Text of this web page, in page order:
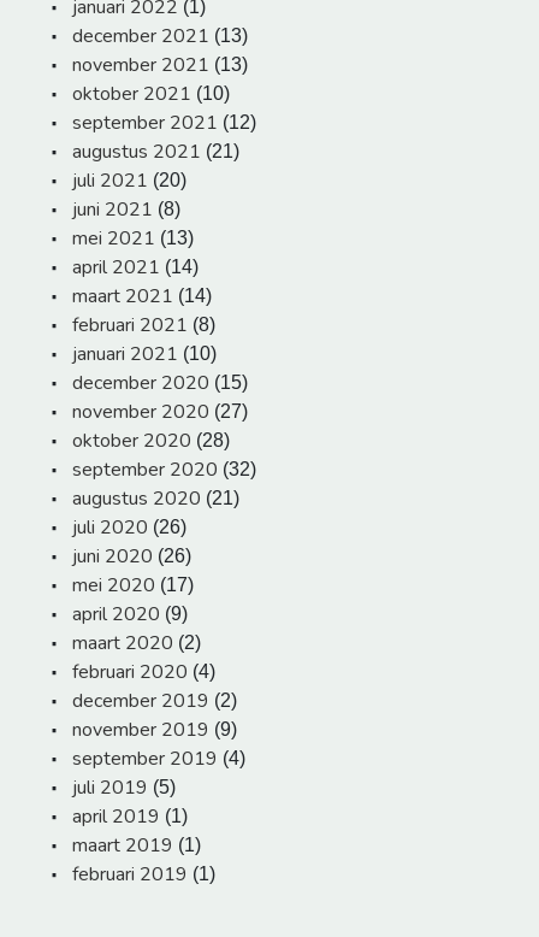
januari 2022 (1)
december 2021 (13)
november 2021 (13)
oktober 2021 (10)
september 2021 (12)
augustus 2021 (21)
juli 2021 (20)
juni 2021 (8)
mei 2021 (13)
april 2021 (14)
maart 2021 (14)
februari 2021 (8)
januari 2021 (10)
december 2020 (15)
november 2020 (27)
oktober 2020 (28)
september 2020 (32)
augustus 2020 (21)
juli 2020 (26)
juni 2020 (26)
mei 2020 (17)
april 2020 (9)
maart 2020 (2)
februari 2020 (4)
december 2019 (2)
november 2019 (9)
september 2019 (4)
juli 2019 (5)
april 2019 (1)
maart 2019 (1)
februari 2019 (1)